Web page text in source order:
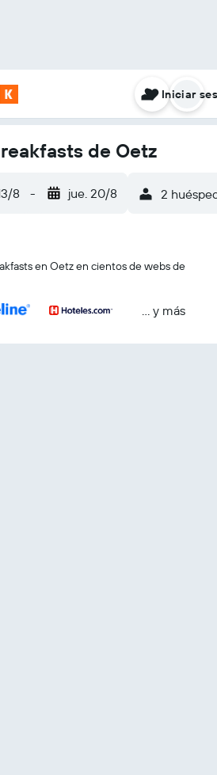
Iniciar
de Oetz
8 - jue. 20/8 2
en Oetz en cientos de webs de
… y más